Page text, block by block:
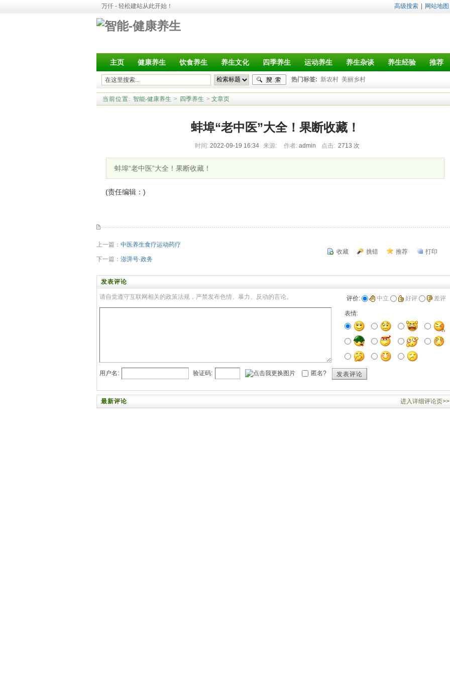
万仟 - 轻松建站从此开始！ 高级搜索 网站地图
主页 健康养生 饮食养生 养生文化 四季养生 运动养生 养生杂谈 养生经验 推荐
热门标签: 新农村 美丽乡村
当前位置: 智能-健康养生 > 四季养生 > 文章页
蚌埠“老中医”大全！果断收藏！
时间: 2022-09-19 16:34 来源: 作者: admin 点击: 2713 次
蚌埠“老中医”大全！果断收藏！
(责任编辑：)
上一篇： 中医养生食疗运动药疗
下一篇： 澎湃号·政务
收藏 挑错 推荐 打印
发表评论
请自觉遵守互联网相关的政策法规，严禁发布色情、暴力、反动的言论。 评价: 中立 好评 差评
表情:
用户名: 验证码: 匿名? 发表评论
最新评论 进入详细评论页>>